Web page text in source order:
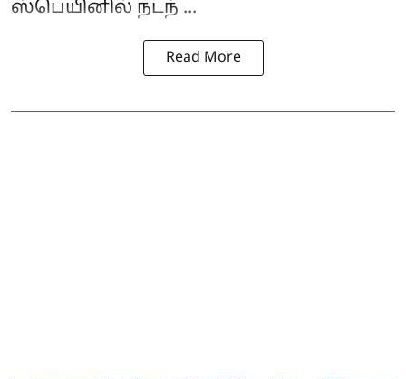
ஸ்பெயினில் நடந் ...
Read More